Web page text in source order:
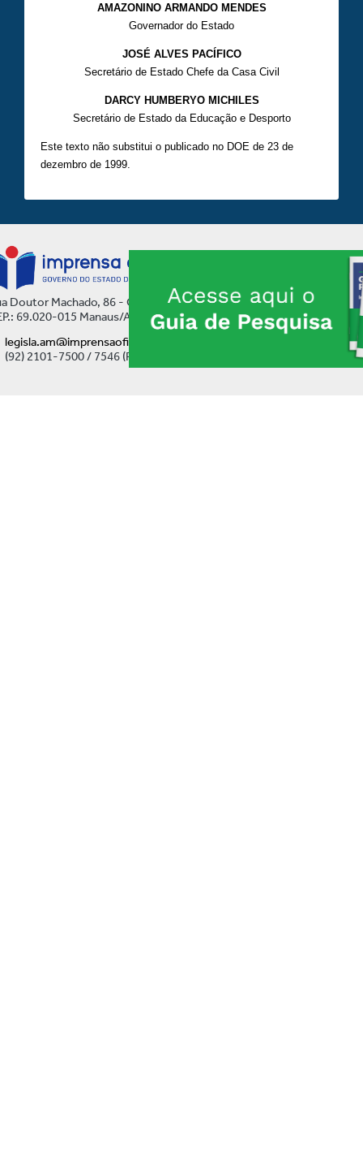
AMAZONINO ARMANDO MENDES
Governador do Estado
JOSÉ ALVES PACÍFICO
Secretário de Estado Chefe da Casa Civil
DARCY HUMBERYO MICHILES
Secretário de Estado da Educação e Desporto
Este texto não substitui o publicado no DOE de 23 de
dezembro de 1999.
Doutor Machado, 86 - Centro
69.020-015 Manaus/AM
legisla.am@imprensaoficial.am.gov.br
(92) 2101-7500 / 7546 (Ramal)